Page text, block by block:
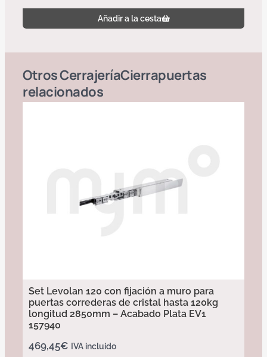
Añadir a la cesta
OtrosCerrajeríaCierrapuertas
relacionados
Set Levolan 120 con fijación a muro para
puertas correderas de cristal hasta 120kg
longitud 2850mm – Acabado Plata EV1
157940
469,45€ IVA incluido